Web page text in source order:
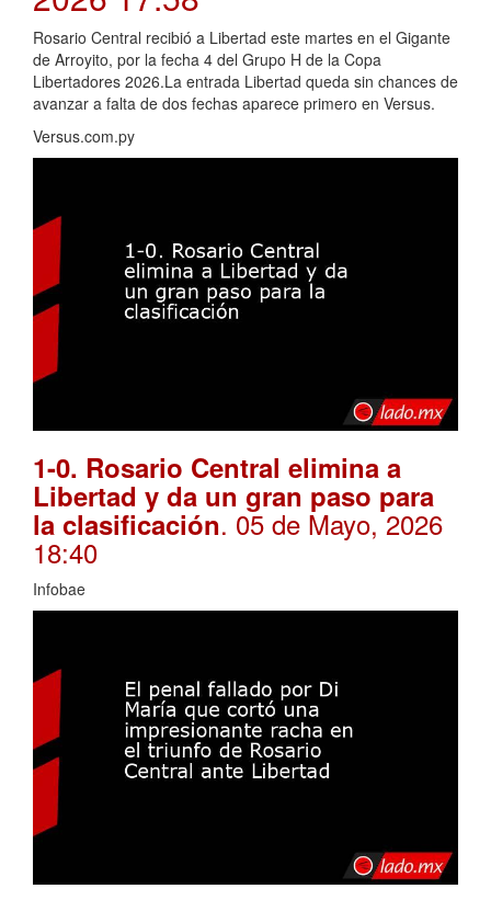
Rosario Central recibió a Libertad este martes en el Gigante
de Arroyito, por la fecha 4 del Grupo H de la Copa
Libertadores 2026.La entrada Libertad queda sin chances de
avanzar a falta de dos fechas aparece primero en Versus.
Versus.com.py
1-0. Rosario Central elimina a
Libertad y da un gran paso para
la clasificación. 05 de Mayo, 2026
18:40
Infobae